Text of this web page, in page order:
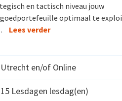
en tactisch niveau jouw
optimaal te
Lees verder
Utrecht en/of Online
15 Lesdagen lesdag(en)